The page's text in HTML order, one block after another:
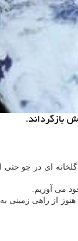
بازگرداند.
می آوریم.
از راهی زمینی به